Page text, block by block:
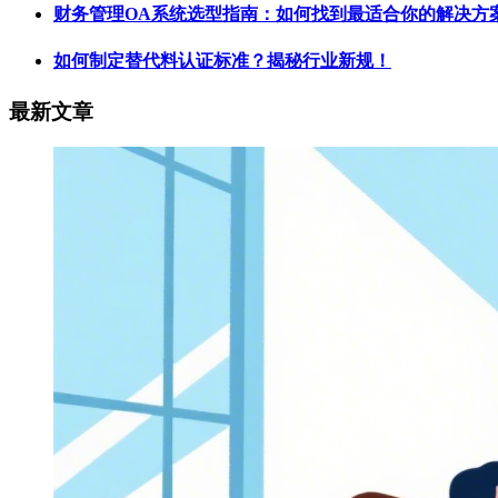
财务管理OA系统选型指南：如何找到最适合你的解决方
如何制定替代料认证标准？揭秘行业新规！
最新文章